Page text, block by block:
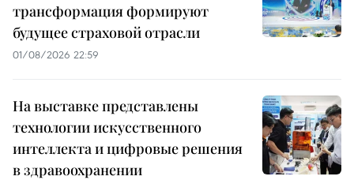
трансформация формируют
будущее страховой отрасли
01/08/2026 22:59
На выставке представлены
технологии искусственного
интеллекта и цифровые решения
в здравоохранении